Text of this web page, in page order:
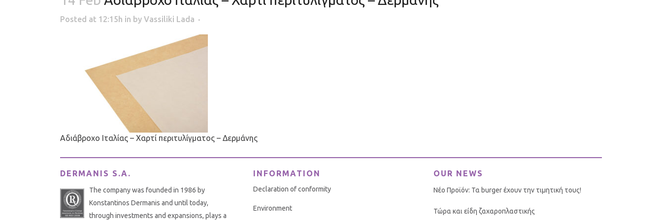
Posted at 12:15h in by Vassiliki Lada
Αδιάβροχο Ιταλίας – Χαρτί περιτυλίγματος – Δερμάνης
DERMANIS S.A.
The company was founded in 1986 by
Konstantinos Dermanis and until today,
through investments and expansions, plays a
INFORMATION
Declaration of conformity
Environment
OUR NEWS
Νέο Προϊόν: Τα burger έχουν την τιμητική τους!
Τώρα και είδη ζαχαροπλαστικής